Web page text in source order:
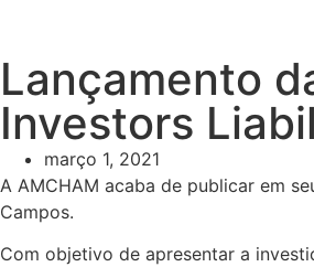
Lançamento
Investors
março 1, 2021
A AMCHAM acaba de publicar em
Campos.
Com objetivo de apresentar a